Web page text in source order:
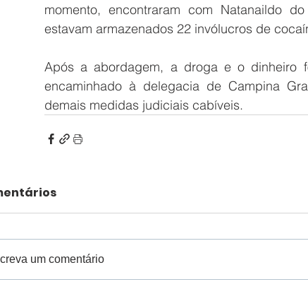
momento, encontraram com Natanaildo
estavam armazenados 22 invólucros de
Após a abordagem, a droga e o dinheiro
encaminhado à delegacia de Campina
demais medidas judiciais cabíveis.
um comentário